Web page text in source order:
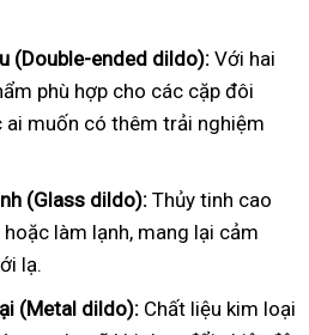
(Double-ended dildo): Với hai
phù hợp cho các cặp đôi
ai muốn có thêm trải nghiệm
(Glass dildo): Thủy tinh cao
làm lạnh, mang lại cảm
lạ.
(Metal dildo): Chất liệu kim loại